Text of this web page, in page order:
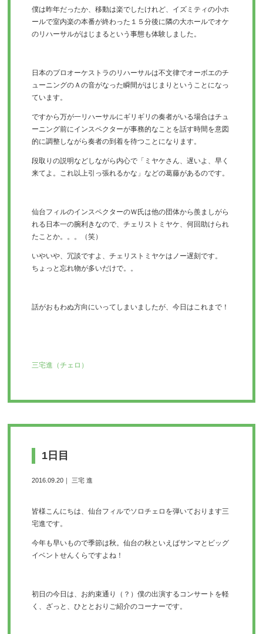
僕は昨年だったか、移動は楽でしたけれど、イズミティの小ホ
ールで室内楽の本番が終わった１５分後に隣の大ホールでオケ
のリハーサルがはじまるという事態も体験しました。
日本のプロオーケストラのリハーサルは不文律でオーボエのチ
ューニングのＡの音がなった瞬間がはじまりということになっ
ています。
ですから万が一リハーサルにギリギリの奏者がいる場合はチュ
ーニング前にインスペクターが事務的なことを話す時間を意図
的に調整しながら奏者の到着を待つことになります。
段取りの説明などしながら内心で「ミヤケさん、遅いよ、早く
来てよ。これ以上引っ張れるかな」などの葛藤があるのです。
仙台フィルのインスペクターのＷ氏は他の団体から羨ましがら
れる日本一の腕利きなので、チェリストミヤケ、何回助けられ
たことか。。。（笑）
いやいや、冗談ですよ、チェリストミヤケはノー遅刻です。
ちょっと忘れ物が多いだけで。。
話がおもわぬ方向にいってしまいましたが、今日はこれまで！
三宅進（チェロ）
1日目
2016.09.20｜ 三宅 進
皆様こんにちは、仙台フィルでソロチェロを弾いております三
宅進です。
今年も早いもので季節は秋。仙台の秋といえばサンマとビッグ
イベントせんくらですよね！
初日の今日は、お約束通り（？）僕の出演するコンサートを軽
く、 ざっと、ひととおりご紹介のコーナーです。